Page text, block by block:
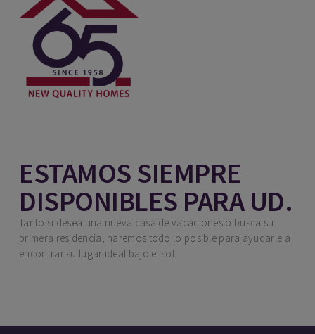
ESTAMOS SIEMPRE
DISPONIBLES PARA UD.
Tanto si desea una nueva casa de vacaciones o busca su
primera residencia, haremos todo lo posible para ayudarle a
encontrar su lugar ideal bajo el sol.